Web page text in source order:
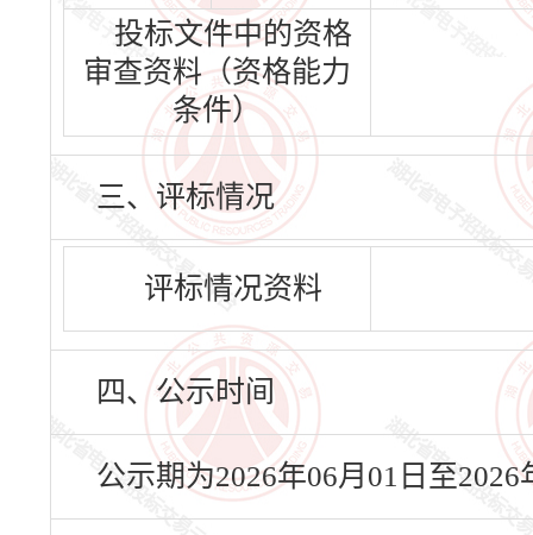
投标文件中的资格
审查资料（资格能力
条件）
三、评标情况
评标情况资料
四、公示时间
公示期为2026年06月01日至